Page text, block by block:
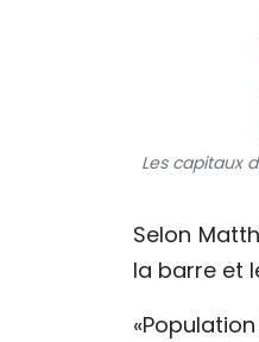
Les capitaux
Selon
la barre et